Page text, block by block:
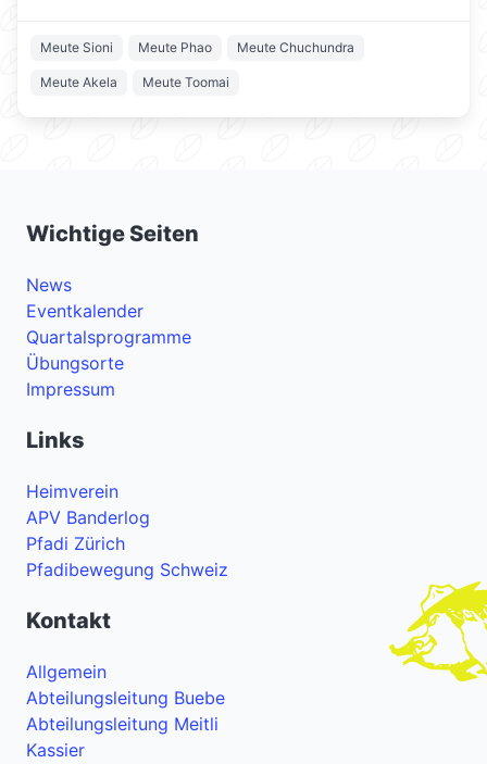
Meute Sioni Meute Phao Meute Chuchundra
Meute Akela Meute Toomai
Wichtige Seiten
News
Eventkalender
Quartalsprogramme
Übungsorte
Impressum
Links
Heimverein
APV Banderlog
Pfadi Zürich
Pfadibewegung Schweiz
Kontakt
Allgemein
Abteilungsleitung Buebe
Abteilungsleitung Meitli
Kassier